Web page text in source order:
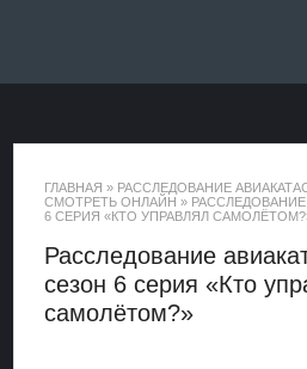
ГЛАВНАЯ » РАССЛЕДОВАНИЕ
СМОТРЕТЬ ОНЛАЙН »
6 СЕРИЯ «КТО УПРАВЛЯЛ
Расследование
сезон 6 серия «Кто
самолётом?»